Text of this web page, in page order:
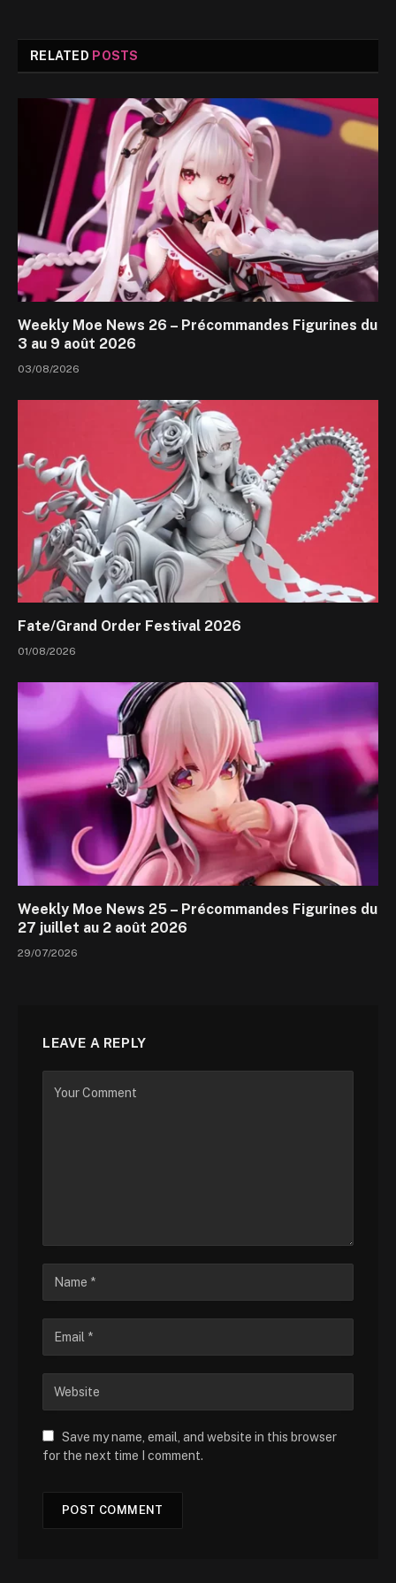
RELATED POSTS
Weekly Moe News 26 – Précommandes Figurines du
3 au 9 août 2026
03/08/2026
Fate/Grand Order Festival 2026
01/08/2026
Weekly Moe News 25 – Précommandes Figurines du
27 juillet au 2 août 2026
29/07/2026
LEAVE A REPLY
Save my name, email, and website in this browser
for the next time I comment.